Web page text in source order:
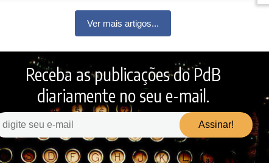
Ver mais artigos...
Receba as publicações do PdB
diariamente no seu e-mail.